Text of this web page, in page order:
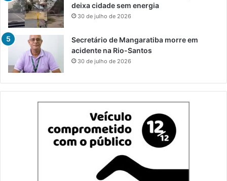
deixa cidade sem energia
30 de julho de 2026
Secretário de Mangaratiba morre em
acidente na Rio-Santos
30 de julho de 2026